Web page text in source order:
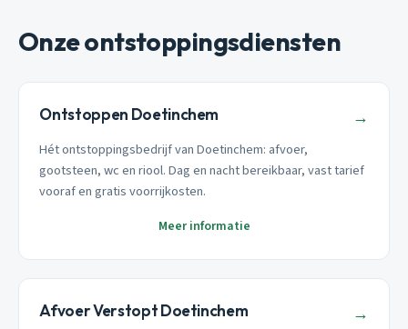
Onze ontstoppingsdiensten
Ontstoppen Doetinchem →
Hét ontstoppingsbedrijf van Doetinchem: afvoer,
gootsteen, wc en riool. Dag en nacht bereikbaar, vast tarief
vooraf en gratis voorrijkosten.
Meer informatie
Afvoer Verstopt Doetinchem →